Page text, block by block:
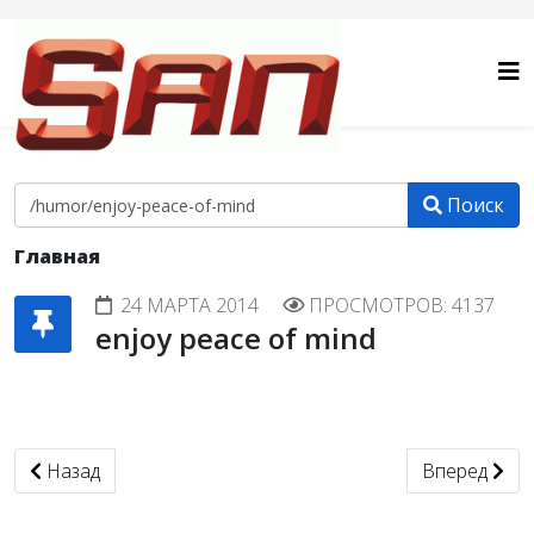
Поиск
Главная
24 МАРТА 2014
ПРОСМОТРОВ: 4137
enjoy peace of mind
Предыдущий: Не надо было следить за мной
Назад Следующий:
Вперед